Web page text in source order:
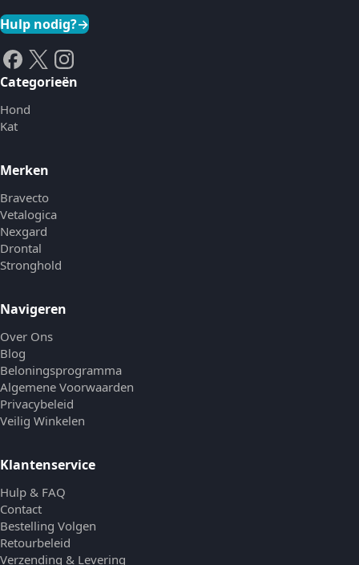
Hulp nodig?→
Categorieën
Hond
Kat
Merken
Bravecto
Vetalogica
Nexgard
Drontal
Stronghold
Navigeren
Over Ons
Blog
Beloningsprogramma
Algemene Voorwaarden
Privacybeleid
Veilig Winkelen
Klantenservice
Hulp & FAQ
Contact
Bestelling Volgen
Retourbeleid
Verzending & Levering